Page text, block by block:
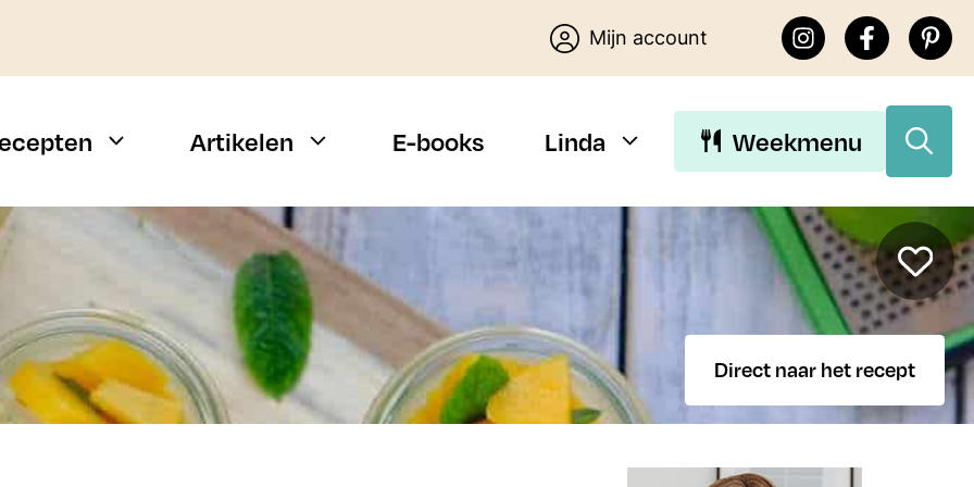
Mijn account
Snelle recepten
Campingrecepten
BBQ recepten
Vis
Vlees
Vegetarisch
Alle types
Download Linda’s E-
books
Download de gratis E-books van
kiezen uit 15 makkelijke recepten
Artikelen E-books Linda Weekmenu
Direct naar het recept